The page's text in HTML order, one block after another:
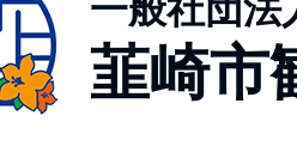
一般社団法
韮崎市